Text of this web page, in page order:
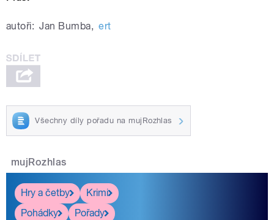
autoři: Jan Bumba, ert
Všechny díly pořadu na mujRozhlas
mujRozhlas
Hry a četby
Krimi
Pohádky
Pořady